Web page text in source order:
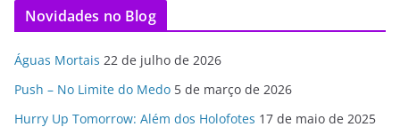
Novidades no Blog
Águas Mortais 22 de julho de 2026
Push – No Limite do Medo 5 de março de 2026
Hurry Up Tomorrow: Além dos Holofotes 17 de maio de 2025